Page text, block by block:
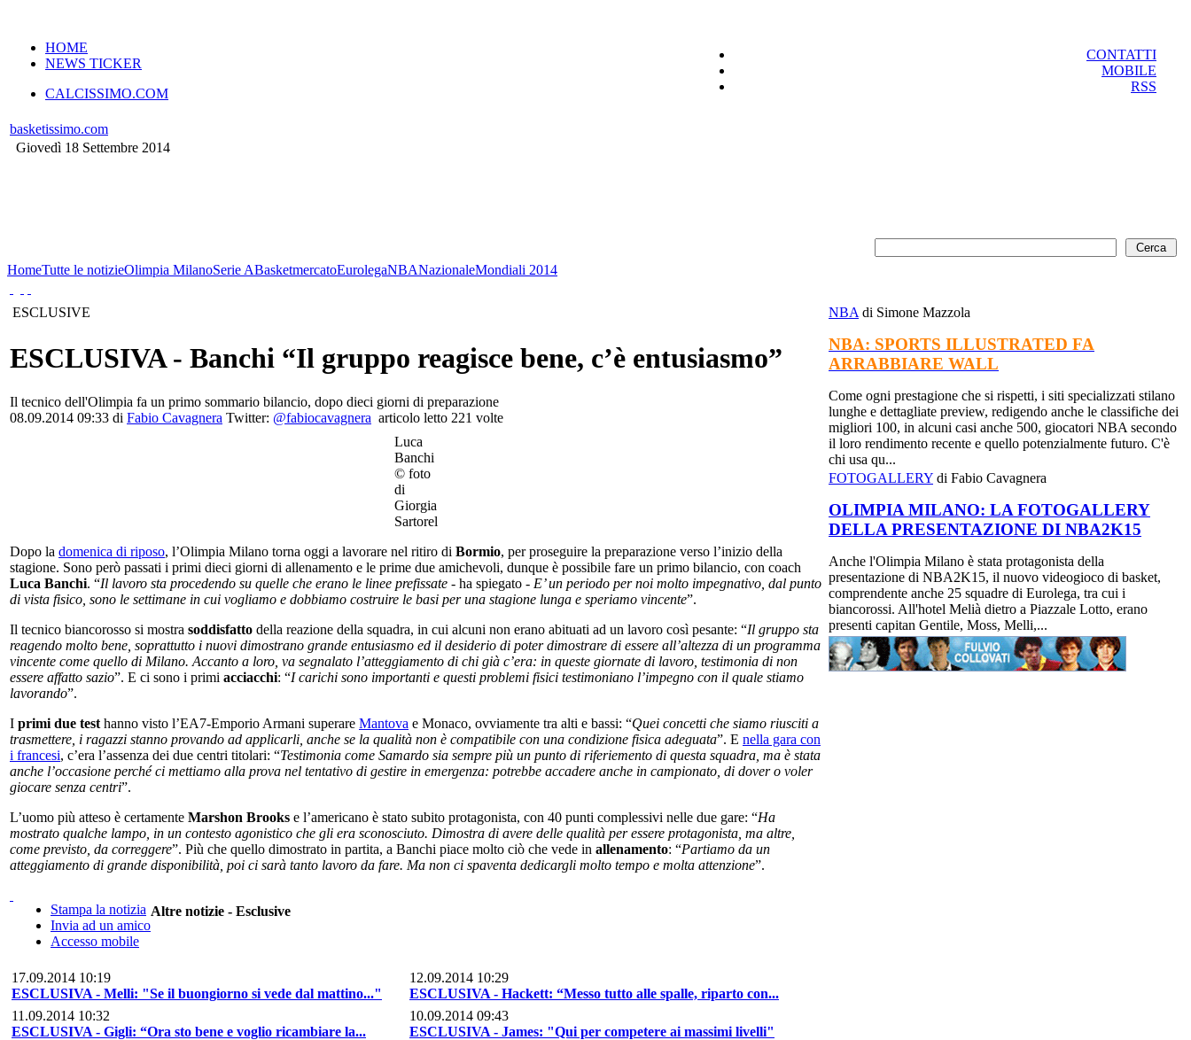
HOME
NEWS TICKER
CALCISSIMO.COM
CONTATTI
MOBILE
RSS
basketissimo.com
Giovedì 18 Settembre 2014
HomeTutte le notizieOlimpia MilanoSerie ABasketmercatoEurolegaNBANazionaleMondiali 2014
ESCLUSIVE
ESCLUSIVA - Banchi “Il gruppo reagisce bene, c’è entusiasmo”
Il tecnico dell'Olimpia fa un primo sommario bilancio, dopo dieci giorni di preparazione
08.09.2014 09:33 di Fabio Cavagnera Twitter: @fabiocavagnera articolo letto 221 volte
Luca
Banchi
© foto
di
Giorgia
Sartorel
Dopo la domenica di riposo, l’Olimpia Milano torna oggi a lavorare nel ritiro di Bormio, per proseguire la preparazione verso l’inizio della
stagione. Sono però passati i primi dieci giorni di allenamento e le prime due amichevoli, dunque è possibile fare un primo bilancio, con coach
Luca Banchi. “Il lavoro sta procedendo su quelle che erano le linee prefissate - ha spiegato - E’ un periodo per noi molto impegnativo, dal punto
di vista fisico, sono le settimane in cui vogliamo e dobbiamo costruire le basi per una stagione lunga e speriamo vincente”.
Il tecnico biancorosso si mostra soddisfatto della reazione della squadra, in cui alcuni non erano abituati ad un lavoro così pesante: “Il gruppo sta
reagendo molto bene, soprattutto i nuovi dimostrano grande entusiasmo ed il desiderio di poter dimostrare di essere all’altezza di un programma
vincente come quello di Milano. Accanto a loro, va segnalato l’atteggiamento di chi già c’era: in queste giornate di lavoro, testimonia di non
essere affatto sazio”. E ci sono i primi acciacchi: “I carichi sono importanti e questi problemi fisici testimoniano l’impegno con il quale stiamo
lavorando”.
I primi due test hanno visto l’EA7-Emporio Armani superare Mantova e Monaco, ovviamente tra alti e bassi: “Quei concetti che siamo riusciti a
trasmettere, i ragazzi stanno provando ad applicarli, anche se la qualità non è compatibile con una condizione fisica adeguata”. E nella gara con
i francesi, c’era l’assenza dei due centri titolari: “Testimonia come Samardo sia sempre più un punto di riferiemento di questa squadra, ma è stata
anche l’occasione perché ci mettiamo alla prova nel tentativo di gestire in emergenza: potrebbe accadere anche in campionato, di dover o voler
giocare senza centri”.
L’uomo più atteso è certamente Marshon Brooks e l’americano è stato subito protagonista, con 40 punti complessivi nelle due gare: “Ha
mostrato qualche lampo, in un contesto agonistico che gli era sconosciuto. Dimostra di avere delle qualità per essere protagonista, ma altre,
come previsto, da correggere”. Più che quello dimostrato in partita, a Banchi piace molto ciò che vede in allenamento: “Partiamo da un
atteggiamento di grande disponibilità, poi ci sarà tanto lavoro da fare. Ma non ci spaventa dedicargli molto tempo e molta attenzione”.
Stampa la notizia
Invia ad un amico
Accesso mobile
Altre notizie - Esclusive
17.09.2014 10:19
ESCLUSIVA - Melli: "Se il buongiorno si vede dal mattino..."
12.09.2014 10:29
ESCLUSIVA - Hackett: “Messo tutto alle spalle, riparto con...
11.09.2014 10:32
ESCLUSIVA - Gigli: “Ora sto bene e voglio ricambiare la...
10.09.2014 09:43
ESCLUSIVA - James: "Qui per competere ai massimi livelli"
NBA di Simone Mazzola
NBA: SPORTS ILLUSTRATED FA
ARRABBIARE WALL
Come ogni prestagione che si rispetti, i siti specializzati stilano
lunghe e dettagliate preview, redigendo anche le classifiche dei
migliori 100, in alcuni casi anche 500, giocatori NBA secondo
il loro rendimento recente e quello potenzialmente futuro. C'è
chi usa qu...
FOTOGALLERY di Fabio Cavagnera
OLIMPIA MILANO: LA FOTOGALLERY
DELLA PRESENTAZIONE DI NBA2K15
Anche l'Olimpia Milano è stata protagonista della
presentazione di NBA2K15, il nuovo videogioco di basket,
comprendente anche 25 squadre di Eurolega, tra cui i
biancorossi. All'hotel Melià dietro a Piazzale Lotto, erano
presenti capitan Gentile, Moss, Melli,...